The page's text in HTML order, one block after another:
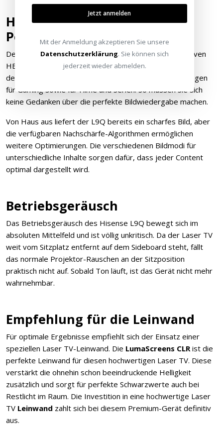
HEIMKINORAUM Edition -
Perfekte Farben
Der Hisense L9Q wird selbstverständlich in der exklusiven
HEIMKINORAUM Edition geliefert. Diese beinhaltet ein
detailliertes Dokument mit den optimalen Bildeinstellungen
für Gaming sowie für Filme und Serien. So müssen Sie sich
keine Gedanken über die perfekte Bildwiedergabe machen.
Von Haus aus liefert der L9Q bereits ein scharfes Bild, aber
die verfügbaren Nachschärfe-Algorithmen ermöglichen
weitere Optimierungen. Die verschiedenen Bildmodi für
unterschiedliche Inhalte sorgen dafür, dass jeder Content
optimal dargestellt wird.
Betriebsgeräusch
Das Betriebsgeräusch des Hisense L9Q bewegt sich im
absoluten Mittelfeld und ist völlig unkritisch. Da der Laser TV
weit vom Sitzplatz entfernt auf dem Sideboard steht, fällt
das normale Projektor-Rauschen an der Sitzposition
praktisch nicht auf. Sobald Ton läuft, ist das Gerät nicht mehr
wahrnehmbar.
Empfehlung für die Leinwand
Für optimale Ergebnisse empfiehlt sich der Einsatz einer
speziellen Laser TV-Leinwand. Die LumaScreens CLR ist die
perfekte Leinwand für diesen hochwertigen Laser TV. Diese
verstärkt die ohnehin schon beeindruckende Helligkeit
zusätzlich und sorgt für perfekte Schwarzwerte auch bei
Restlicht im Raum. Die Investition in eine hochwertige Laser
TV Leinwand zahlt sich bei diesem Premium-Gerät definitiv
aus.
Jetzt anmelden
Mit der Anmeldung akzeptieren Sie unsere
Datenschutzerklärung. Sie können sich
jederzeit wieder abmelden.